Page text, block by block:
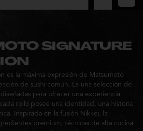
SIGNATURE
es la máxima expresión de Matsumoto
de sushi común. Es una selección de
para ofrecer una experiencia
rollo posee una identidad, una historia
Inspirada en la fusión Nikkei, la
premium, técnicas de alta cocina